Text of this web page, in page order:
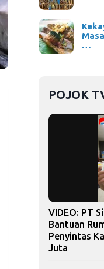
…
POJOK
VIDEO: PT
Bantuan
Penyintas
Juta